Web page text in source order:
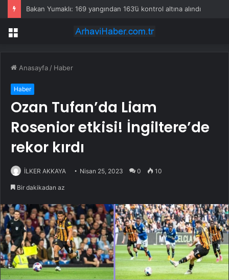
Bakan Yumaklı: 169 yangından 163’ü kontrol altına alındı
Menü
Anasayfa / Haber
Haber
Ozan Tufan’da Liam
Rosenior etkisi! İngiltere’de
rekor kırdı
İLKER AKKAYA Nisan 25, 2023 0 10
Bir dakikadan az